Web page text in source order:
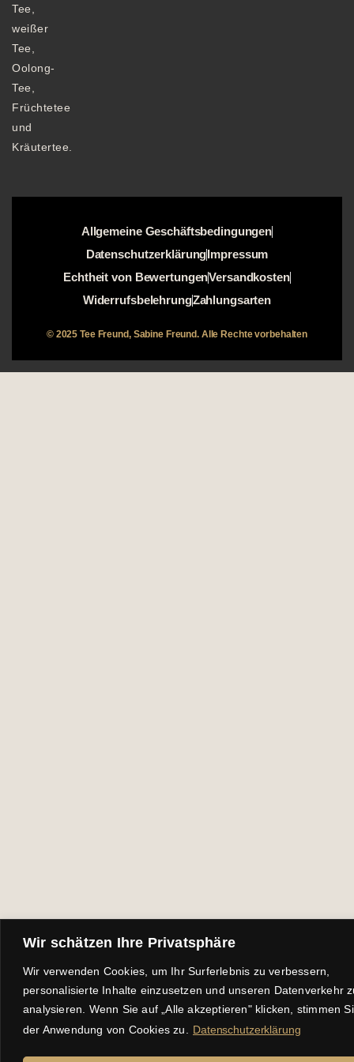
Wir schätzen Ihre Privatsphäre
Wir verwenden Cookies, um Ihr Surferlebnis zu verbessern,
personalisierte Inhalte einzusetzen und unseren Datenverkehr
analysieren. Wenn Sie auf „Alle akzeptieren" klicken, stimmen
der Anwendung von Cookies zu.
Datenschutzerklärung
Tee,
weißer
Tee,
Oolong-
Tee,
Früchtetee
und
Kräutertee.
Allgemeine Geschäftsbedingungen
Datenschutzerklärung Impressum
Echtheit von BewertungenVersandkosten
WiderrufsbelehrungZahlungsarten
© 2025 Tee Freund, Sabine Freund. Alle Rechte vorbehalten